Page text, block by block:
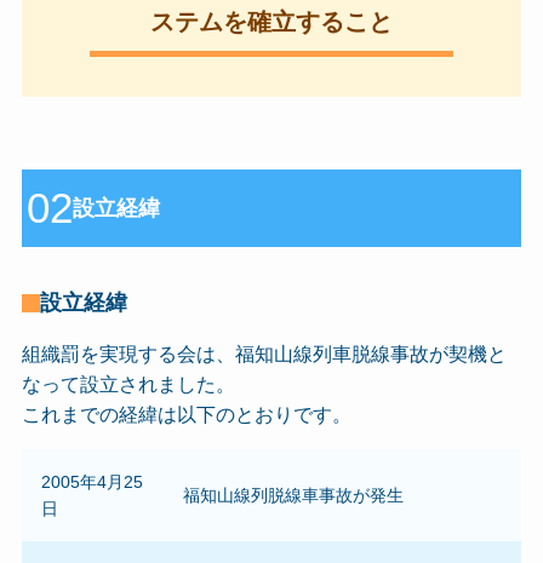
ステムを確立すること
02設立経緯
設立経緯
組織罰を実現する会は、福知山線列車脱線事故が契機と
なって設立されました。
これまでの経緯は以下のとおりです。
2005年4月25
日
福知山線列脱線車事故が発生